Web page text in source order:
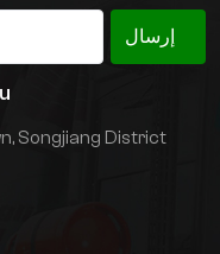
إرسال
Songjiang District